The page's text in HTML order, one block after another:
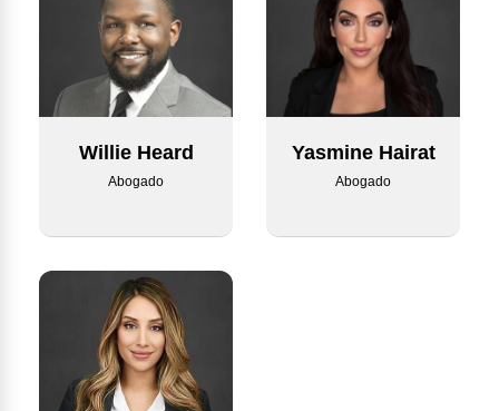
Willie Heard
Abogado
Yasmine Hairat
Abogado